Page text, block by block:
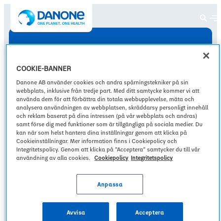
Du är för närvarande på
Byt språk
English Swedish
Finnish Danish
Norwegian Estonian
Main menu
Koncern
Om oss
Renew Danone strategy
Danones samhällsengagemang
Main menu
Varumärken
Esentiella mejeri- och växtbaserade produkter
Actimel
Activia
Main menu
Discover Hållbarhet
Vårt tillvägagångssätt
Hälsa
Natur
Main menu
Investors
Förstå Danone
Publikationer och evenemang
Aktieägare
Koncern
Varumärken
Våra andra webbplatser
COOKIE-BANNER
Danone AB använder cookies och andra spårningstekniker på sin
webbplats, inklusive från tredje part. Med ditt samtycke kommer vi att
använda dem för att förbättra din totala webbupplevelse, mäta och
analysera användningen av webbplatsen, skräddarsy personligt innehåll
och reklam baserat på dina intressen (på vår webbplats och andras)
samt förse dig med funktioner som är tillgängliga på sociala medier. Du
kan när som helst hantera dina inställningar genom att klicka på
Cookieinställningar. Mer information finns i Cookiepolicy och
Integritetspolicy. Genom att klicka på ”Acceptera” samtycker du till vår
användning av alla cookies.
Cookiepolicy Integritetspolicy
Anpassa
Avvisa Acceptera